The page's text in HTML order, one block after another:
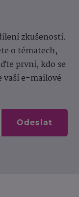
zkušeností.
o tématech,
první, kdo se
vaší e-mailové
Odeslat